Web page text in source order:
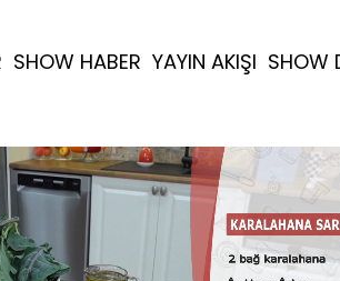
SHOW HABER YAYIN AKIŞI SHOW